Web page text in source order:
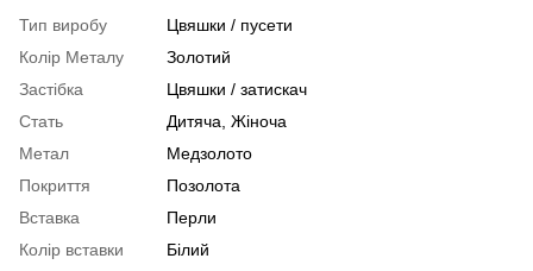
Тип виробу
Цвяшки / пусети
Колір Металу
Золотий
Застібка
Цвяшки / затискач
Стать
Дитяча Жіноча
Метал
Медзолото
Покриття
Позолота
Вставка
Перли
Колір вставки
Білий